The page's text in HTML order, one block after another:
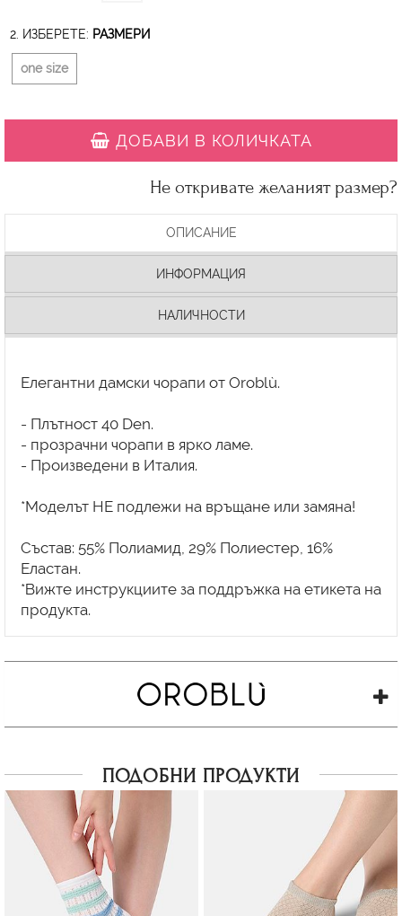
2. ИЗБЕРЕТЕ: РАЗМЕРИ
one size
ДОБАВИ В КОЛИЧКАТА
Не откривате желаният размер?
ОПИСАНИЕ
ИНФОРМАЦИЯ
НАЛИЧНОСТИ
Елегантни дамски чорапи от Oroblù.
- Плътност 40 Den.
- прозрачни чорапи в ярко ламе.
- Произведени в Италия.
*Моделът НЕ подлежи на връщане или замяна!
Състав: 55% Полиамид, 29% Полиестер, 16%
Еластан.
*Вижте инструкциите за поддръжка на етикета на
продукта.
ПОДОБНИ ПРОДУКТИ